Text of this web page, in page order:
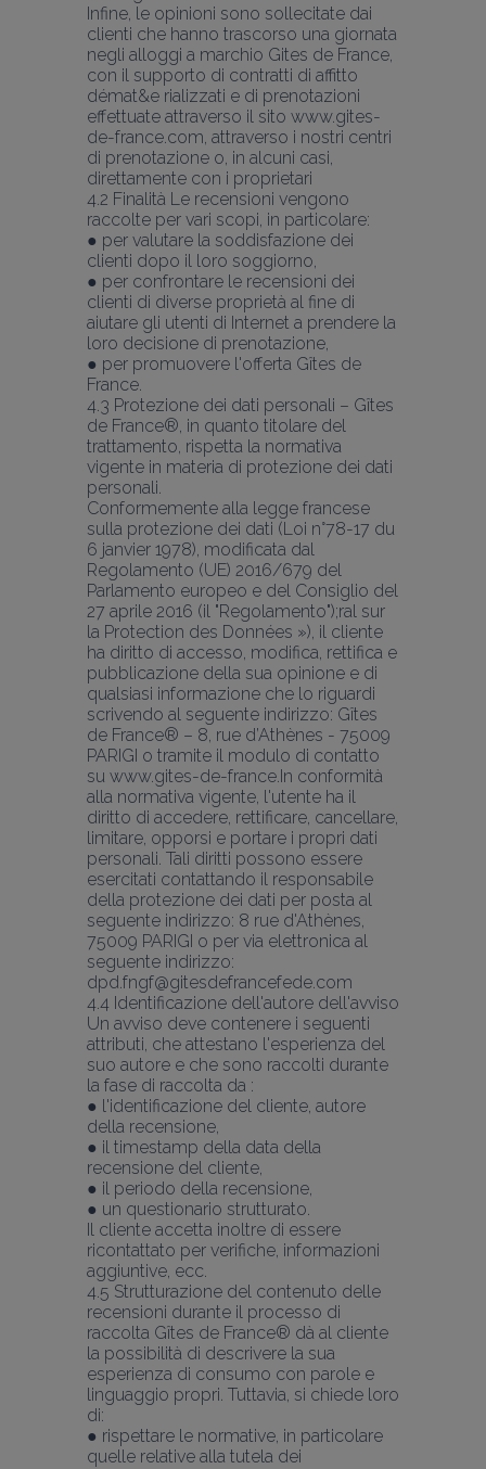
Infine, le opinioni sono sollecitate dai
clienti che hanno trascorso una giornata
negli alloggi a marchio Gites de France,
con il supporto di contratti di affitto
démat&e rializzati e di prenotazioni
effettuate attraverso il sito www.gites-
de-france.com, attraverso i nostri centri
di prenotazione o, in alcuni casi,
direttamente con i proprietari
4.2 Finalità Le recensioni vengono
raccolte per vari scopi, in particolare:
● per valutare la soddisfazione dei
clienti dopo il loro soggiorno,
● per confrontare le recensioni dei
clienti di diverse proprietà al fine di
aiutare gli utenti di Internet a prendere la
loro decisione di prenotazione,
● per promuovere l'offerta Gîtes de
France.
4.3 Protezione dei dati personali – Gîtes
de France®, in quanto titolare del
trattamento, rispetta la normativa
vigente in materia di protezione dei dati
personali.
Conformemente alla legge francese
sulla protezione dei dati (Loi n°78-17 du
6 janvier 1978), modificata dal
Regolamento (UE) 2016/679 del
Parlamento europeo e del Consiglio del
27 aprile 2016 (il "Regolamento");ral sur
la Protection des Données »), il cliente
ha diritto di accesso, modifica, rettifica e
pubblicazione della sua opinione e di
qualsiasi informazione che lo riguardi
scrivendo al seguente indirizzo: Gîtes
de France® – 8, rue d’Athènes - 75009
PARIGI o tramite il modulo di contatto
su www.gites-de-france.In conformità
alla normativa vigente, l'utente ha il
diritto di accedere, rettificare, cancellare,
limitare, opporsi e portare i propri dati
personali. Tali diritti possono essere
esercitati contattando il responsabile
della protezione dei dati per posta al
seguente indirizzo: 8 rue d'Athènes,
75009 PARIGI o per via elettronica al
seguente indirizzo:
dpd.fngf@gitesdefrancefede.com
4.4 Identificazione dell'autore dell'avviso
Un avviso deve contenere i seguenti
attributi, che attestano l'esperienza del
suo autore e che sono raccolti durante
la fase di raccolta da :
● l'identificazione del cliente, autore
della recensione,
● il timestamp della data della
recensione del cliente,
● il periodo della recensione,
● un questionario strutturato.
Il cliente accetta inoltre di essere
ricontattato per verifiche, informazioni
aggiuntive, ecc.
4.5 Strutturazione del contenuto delle
recensioni durante il processo di
raccolta Gîtes de France® dà al cliente
la possibilità di descrivere la sua
esperienza di consumo con parole e
linguaggio propri. Tuttavia, si chiede loro
di:
● rispettare le normative, in particolare
quelle relative alla tutela dei